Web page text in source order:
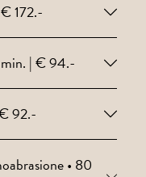
172.-
| € 94.-
92.-
• 80